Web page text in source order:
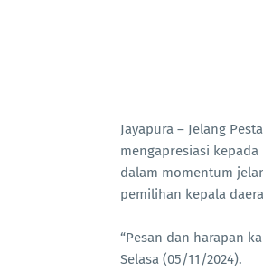
Jayapura – Jelang
mengapresiasi
dalam momentum
pemilihan kepala
“Pesan dan harapan
Selasa (05/11/2024).